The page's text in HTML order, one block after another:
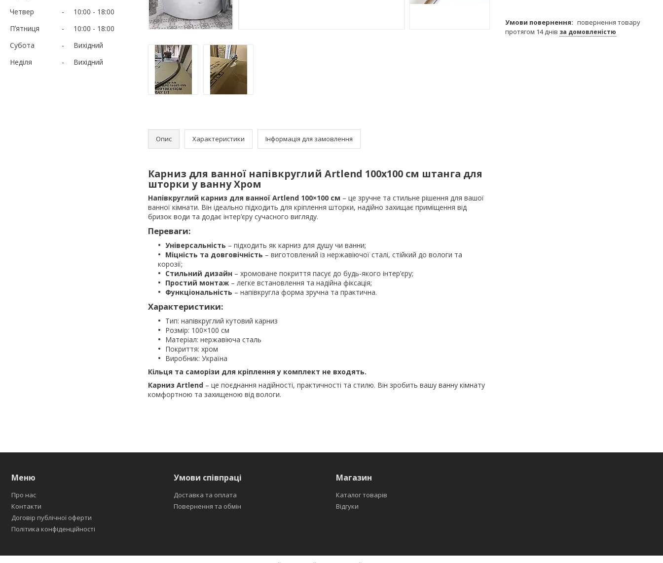
Четвер
10:00
18:00
Пʼятниця
10:00
18:00
Субота
Вихідний
Неділя
Вихідний
Опис Характеристики Інформація для замовлення
Карниз для ванної напівкруглий Artlend 100х100 см штанга для
шторки у ванну Хром
Напівкруглий карниз для ванної Artlend 100×100 см – це зручне та стильне рішення для вашої
ванної кімнати. Він ідеально підходить для кріплення шторки, надійно захищає приміщення від
бризок води та додає інтер’єру сучасного вигляду.
Переваги:
Універсальність – підходить як карниз для душу чи ванни;
Міцність та довговічність – виготовлений із нержавіючої сталі, стійкий до вологи та
корозії;
Стильний дизайн – хромоване покриття пасує до будь-якого інтер’єру;
Простий монтаж – легке встановлення та надійна фіксація;
Функціональність – напівкругла форма зручна та практична.
Характеристики:
Тип: напівкруглий кутовий карниз
Розмір: 100×100 см
Матеріал: нержавіюча сталь
Покриття: хром
Виробник: Україна
Кільця та саморізи для кріплення у комплект не входять.
Карниз Artlend – це поєднання надійності, практичності та стилю. Він зробить вашу ванну кімнату
комфортною та захищеною від вологи.
повернення товару
протягом 14 днів за домовленістю
Меню
Про нас
Контакти
Договір публічної оферти
Політика конфіденційності
Умови співпраці
Доставка та оплата
Повернення та обмін
Магазин
Каталог товарів
Відгуки